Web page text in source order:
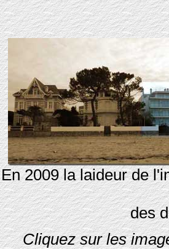
En 2009 la laideur de
des
Cliquez sur les